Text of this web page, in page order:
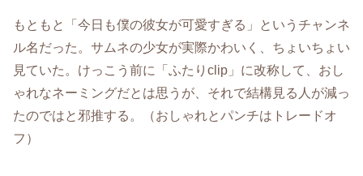
もともと「今日も僕の彼女が可愛すぎる」というチャンネ
ル名だった。サムネの少女が実際かわいく、ちょいちょい
見ていた。けっこう前に「ふたりclip」に改称して、おし
ゃれなネーミングだとは思うが、それで結構見る人が減っ
たのではと邪推する。（おしゃれとパンチはトレードオ
フ）